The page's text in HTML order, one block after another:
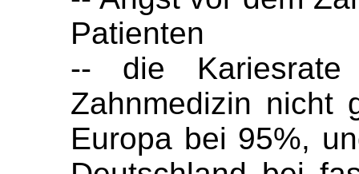
Patienten
-- die Kariesrate
Zahnmedizin nicht
Europa bei 95%,